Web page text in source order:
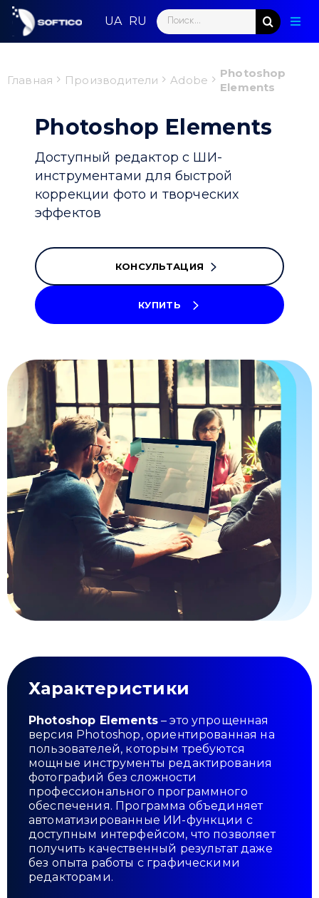
Skip
content
Search
for:
Главная Производители Adobe
Photoshop
Elements
Photoshop Elements
Доступный редактор с ШИ-
инструментами для быстрой
коррекции фото и творческих
эффектов
КОНСУЛЬТАЦИЯ
КУПИТЬ
Характеристики
Photoshop Elements– это упрощенная
версия Photoshop, ориентированная на
пользователей, которым требуются
мощные инструменты редактирования
фотографий без сложности
профессионального программного
обеспечения. Программа объединяет
автоматизированные ИИ-функции с
доступным интерфейсом, что позволяет
получить качественный результат даже
без опыта работы с графическими
редакторами.